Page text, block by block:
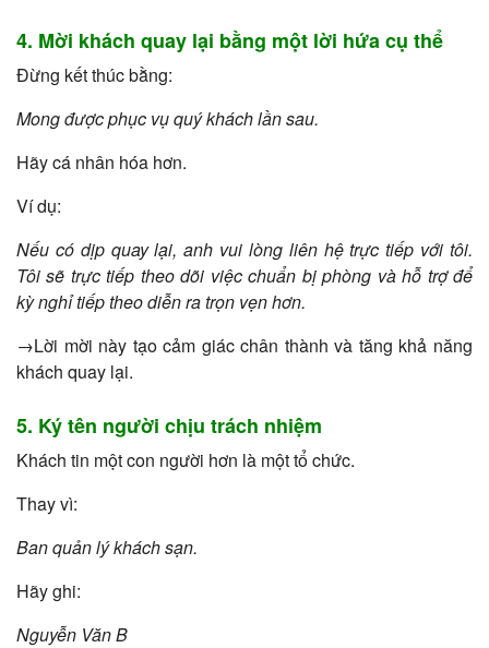
4. Mời khách quay lại bằng một lời hứa cụ thể
Đừng kết thúc bằng:
Mong được phục vụ quý khách lần sau.
Hãy cá nhân hóa hơn.
Ví dụ:
Nếu có dịp quay lại, anh vui lòng liên hệ trực tiếp với tôi.
Tôi sẽ trực tiếp theo dõi việc chuẩn bị phòng và hỗ trợ để
kỳ nghỉ tiếp theo diễn ra trọn vẹn hơn.
→Lời mời này tạo cảm giác chân thành và tăng khả năng
khách quay lại.
5. Ký tên người chịu trách nhiệm
Khách tin một con người hơn là một tổ chức.
Thay vì:
Ban quản lý khách sạn.
Hãy ghi:
Nguyễn Văn B